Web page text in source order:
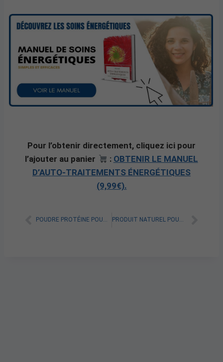
Pour l’obtenir directement, cliquez ici pour
l’ajouter au panier
: OBTENIR LE MANUEL
D’AUTO-TRAITEMENTS ÉNERGÉTIQUES
(9,99€).
POUDRE PROTÉINE POUR MAIGRIR : QUELS AVIS ? PRODUIT NATUREL POUR MAIGRIR : TOUT SAVOIR SUR LES MEILLEURES OPTIONS